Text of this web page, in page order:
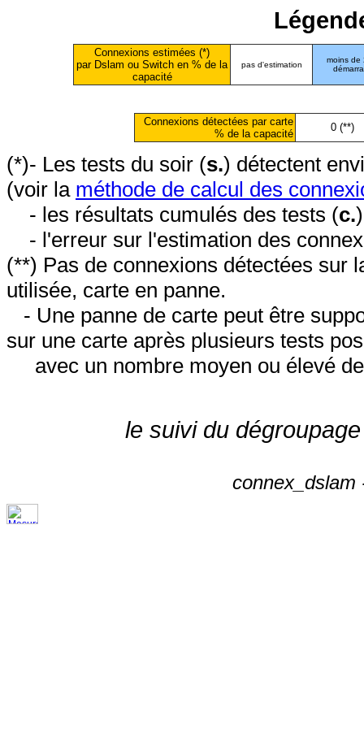
Connexions estimées (*)
par Dslam ou Switch en % de la
capacité
pas d'estimation
moins de
Connexions détectées par carte
% de la capacité
0 (**)
(*)- Les tests du soir (s.) détectent
(voir la méthode de calcul des
- les résultats cumulés des tests (c.
- l'erreur sur l'estimation des
(**) Pas de connexions détectées sur
utilisée, carte en panne.
- Une panne de carte peut être
sur une carte après plusieurs tests
avec un nombre moyen ou élevé
le suivi du
connex_dslam